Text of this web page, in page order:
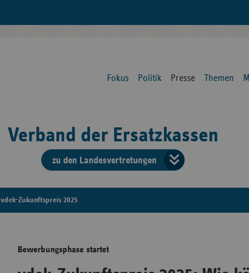
Fokus Politik Presse Themen
Verband der Ersatzkassen
zu den Landesvertretungen
der
vdek-Zukunftspreis 2025
Bewerbungsphase startet